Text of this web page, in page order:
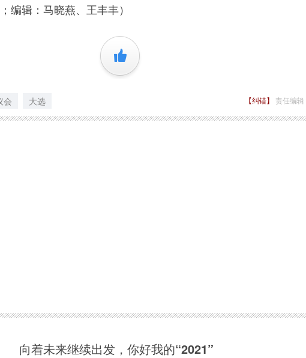
编辑：马晓燕、王丰丰）
+1
会 大选 【纠错】 责任编
向着未来继续出发，你好我的“2021”